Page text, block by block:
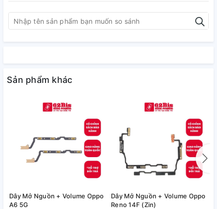
Sản phẩm khác
Dây Mở Nguồn + Volume Oppo
A6 5G
Dây Mở Nguồn + Volume Oppo
Reno 14F (Zin)